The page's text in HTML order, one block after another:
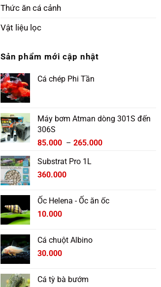
Thức ăn cá cảnh
Vật liệu lọc
Sản phẩm mới cập nhật
Cá chép Phi Tần
Máy bơm Atman dòng 301S đến
306S
85.000 – 265.000
Substrat Pro 1L
360.000
Ốc Helena - Ốc ăn ốc
10.000
Cá chuột Albino
30.000
Cá tỳ bà bướm